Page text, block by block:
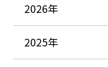
2026年
2025年